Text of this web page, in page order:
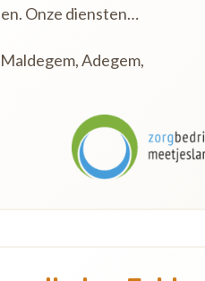
Onze diensten…
Adegem,